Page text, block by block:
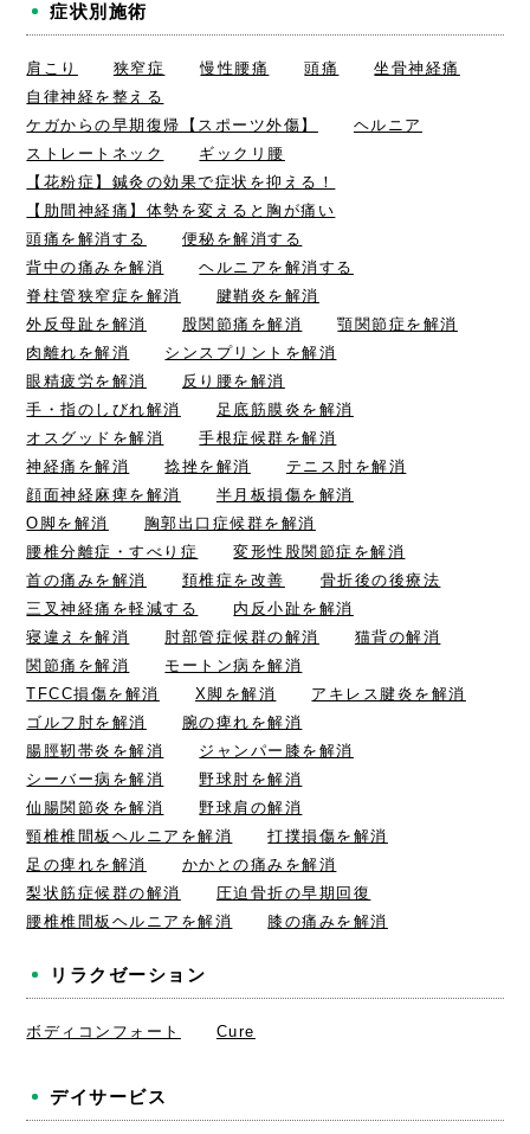
症状別施術
肩こり 狭窄症 慢性腰痛 頭痛
坐骨神経痛
自律神経を整える
ケガからの早期復帰【スポーツ外傷】
ヘルニア
ストレートネック
ギックリ腰
【花粉症】鍼灸の効果で症状を抑える！
【肋間神経痛】体勢を変えると胸が痛い
頭痛を解消する
便秘を解消する
背中の痛みを解消
ヘルニアを解消する
脊柱管狭窄症を解消
腱鞘炎を解消
外反母趾を解消
股関節痛を解消
顎関節症を解消
肉離れを解消
シンスプリントを解消
眼精疲労を解消
反り腰を解消
手・指のしびれ解消
足底筋膜炎を解消
オスグッドを解消
手根症候群を解消
神経痛を解消
捻挫を解消
テニス肘を解消
顔面神経麻痺を解消
半月板損傷を解消
O脚を解消
胸郭出口症候群を解消
腰椎分離症・すべり症
変形性股関節症を解消
首の痛みを解消
頚椎症を改善
骨折後の後療法
三叉神経痛を軽減する
内反小趾を解消
寝違えを解消
肘部管症候群の解消
猫背の解消
関節痛を解消
モートン病を解消
TFCC損傷を解消
X脚を解消
アキレス腱炎を解消
ゴルフ肘を解消
腕の痺れを解消
腸脛靭帯炎を解消
ジャンパー膝を解消
シーバー病を解消
野球肘を解消
仙腸関節炎を解消
野球肩の解消
頸椎椎間板ヘルニアを解消
打撲損傷を解消
足の痺れを解消
かかとの痛みを解消
梨状筋症候群の解消
圧迫骨折の早期回復
腰椎椎間板ヘルニアを解消
膝の痛みを解消
リラクゼーション
ボディコンフォート Cure
デイサービス